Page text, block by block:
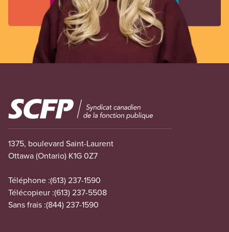
Image
1375, boulevard Saint-Laurent
Ottawa (Ontario) K1G 0Z7
Téléphone :(613) 237-1590
Télécopieur :(613) 237-5508
Sans frais :(844) 237-1590